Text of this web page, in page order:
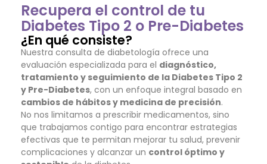
Recupera el control de tu
Diabetes Tipo 2 o Pre-Diabetes
¿En qué consiste?
Nuestra consulta de diabetología ofrece una
evaluación especializada para el diagnóstico,
tratamiento y seguimiento de la Diabetes Tipo 2
y Pre-Diabetes, con un enfoque integral basado en
cambios de hábitos y medicina de precisión.
No nos limitamos a prescribir medicamentos, sino
que trabajamos contigo para encontrar estrategias
efectivas que te permitan mejorar tu salud, prevenir
complicaciones y alcanzar un control óptimo y